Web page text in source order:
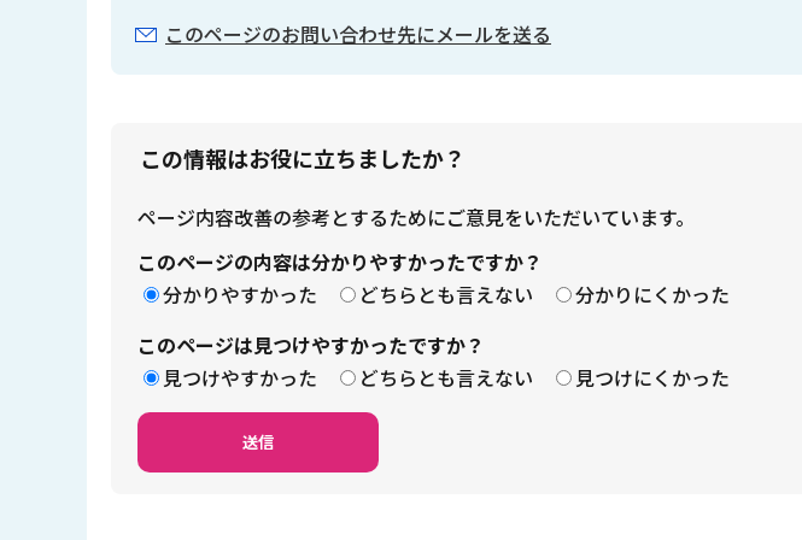
このページのお問い合わせ先にメールを送る
この情報はお役に立ちましたか？
ページ内容改善の参考とするためにご意見をいただいています。
このページの内容は分かりやすかったですか？
分かりやすかった
どちらとも言えない
分かりにくかった
このページは見つけやすかったですか？
見つけやすかった
どちらとも言えない 見つけにくかった